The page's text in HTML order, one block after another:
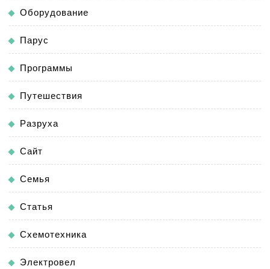
Оборудование
Парус
Программы
Путешествия
Разруха
Сайт
Семья
Статья
Схемотехника
Электровел